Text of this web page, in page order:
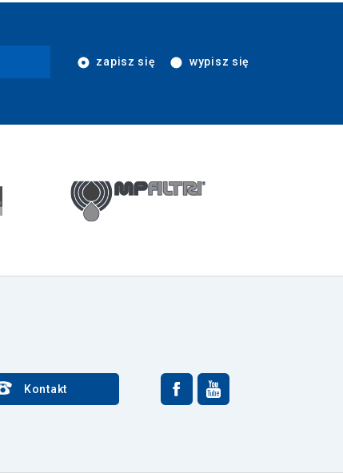
zapisz się wypisz się
Kontakt